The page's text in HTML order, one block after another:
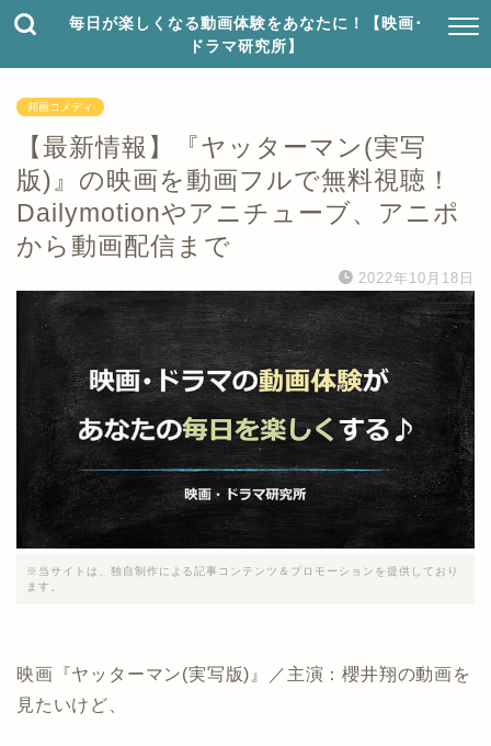
毎日が楽しくなる動画体験をあなたに！【映画･
ドラマ研究所】
邦画コメディ
【最新情報】『ヤッターマン(実写
版)』の映画を動画フルで無料視聴！
Dailymotionやアニチューブ、アニポ
から動画配信まで
2022年10月18日
※当サイトは、独自制作による記事コンテンツ＆プロモーションを提供しており
ます。
映画『ヤッターマン(実写版)』／主演：櫻井翔の動画を
見たいけど、